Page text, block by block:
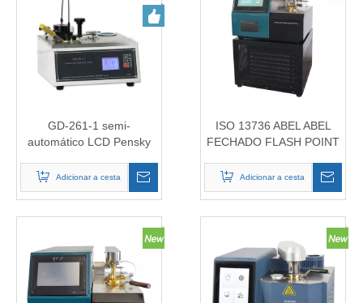
GD-261-1 semi-
automático LCD Pensky
equipamento de teste de
ponto de flash da xícara
Adicionar a cesta
ISO 13736 ABEL ABEL
FECHADO FLASH POINT
Adicionar a cesta